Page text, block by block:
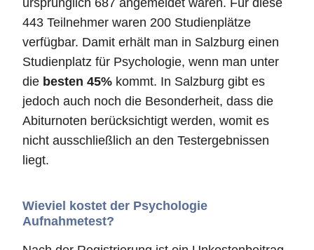
ursprünglich 687 angemeldet waren. Für diese
443 Teilnehmer waren 200 Studienplätze
verfügbar. Damit erhält man in Salzburg einen
Studienplatz für Psychologie, wenn man unter
die besten 45% kommt. In Salzburg gibt es
jedoch auch noch die Besonderheit, dass die
Abiturnoten berücksichtigt werden, womit es
nicht ausschließlich an den Testergebnissen
liegt.
Wieviel kostet der Psychologie
Aufnahmetest?